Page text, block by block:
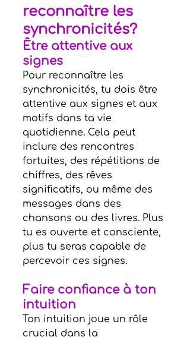
reconnaître les
synchronicités?
Être attentive aux
signes
Pour reconnaître les
synchronicités, tu dois être
attentive aux signes et aux
motifs dans ta vie
quotidienne. Cela peut
inclure des rencontres
fortuites, des répétitions de
chiffres, des rêves
significatifs, ou même des
messages dans des
chansons ou des livres. Plus
tu es ouverte et consciente,
plus tu seras capable de
percevoir ces signes.
Faire confiance à ton
intuition
Ton intuition joue un rôle
crucial dans la